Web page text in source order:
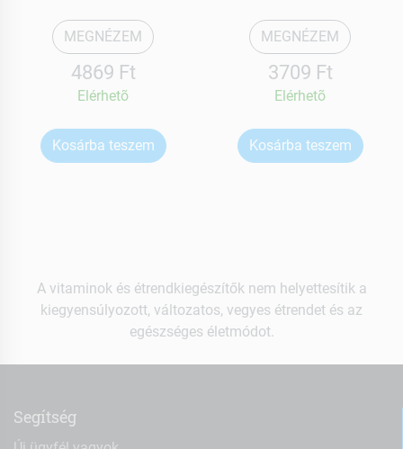
MEGNÉZEM
4869 Ft
Elérhetõ
Kosárba teszem
MEGNÉZEM
3709 Ft
Elérhetõ
Kosárba teszem
A vitaminok és étrendkiegészítők nem helyettesítik a
kiegyensúlyozott, változatos, vegyes étrendet és az
egészséges életmódot.
Segítség